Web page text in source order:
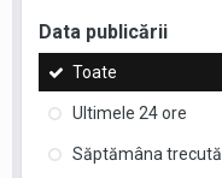
Data publicării
Toate
Ultimele 24 ore
Săptămâna trecută